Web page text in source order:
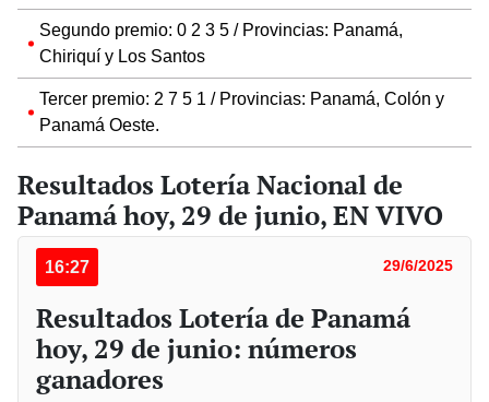
Segundo premio: 0 2 3 5 / Provincias: Panamá,
Chiriquí y Los Santos
Tercer premio: 2 7 5 1 / Provincias: Panamá, Colón y
Panamá Oeste.
Resultados Lotería Nacional de
Panamá hoy, 29 de junio, EN VIVO
16:27 29/6/2025
Resultados Lotería de Panamá
hoy, 29 de junio: números
ganadores